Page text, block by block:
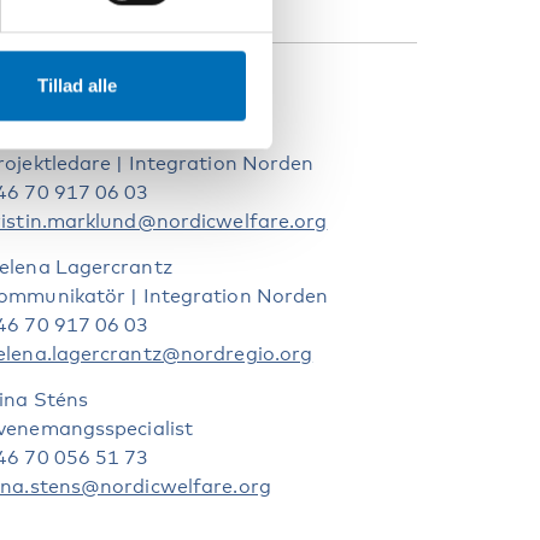
Tillad alle
| Integration Norden
70 917 06 03
Lagercrantz
| Integration Norden
70 917 06 03
Sténs
70 056 51 73